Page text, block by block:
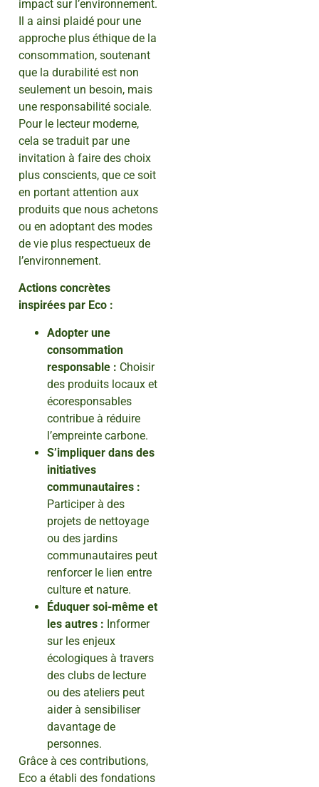
impact sur l’environnement.
Il a ainsi plaidé pour une
approche plus éthique de la
consommation, soutenant
que la durabilité est non
seulement un besoin, mais
une responsabilité sociale.
Pour le lecteur moderne,
cela se traduit par une
invitation à faire des choix
plus conscients, que ce soit
en portant attention aux
produits que nous achetons
ou en adoptant des modes
de vie plus respectueux de
l’environnement.
Actions concrètes
inspirées par Eco :
Adopter une
consommation
responsable : Choisir
des produits locaux et
écoresponsables
contribue à réduire
l’empreinte carbone.
S’impliquer dans des
initiatives
communautaires :
Participer à des
projets de nettoyage
ou des jardins
communautaires peut
renforcer le lien entre
culture et nature.
Éduquer soi-même et
les autres : Informer
sur les enjeux
écologiques à travers
des clubs de lecture
ou des ateliers peut
aider à sensibiliser
davantage de
personnes.
Grâce à ces contributions,
Eco a établi des fondations